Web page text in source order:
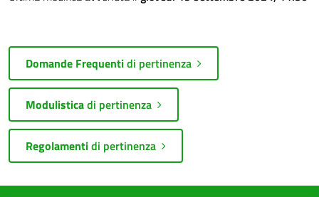
Domande Frequentidi pertinenza
Modulisticadi pertinenza
Regolamentidi pertinenza